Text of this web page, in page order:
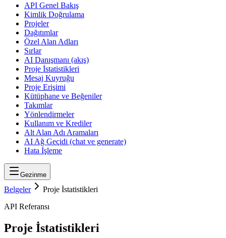
API Genel Bakış
Kimlik Doğrulama
Projeler
Dağıtımlar
Özel Alan Adları
Sırlar
AI Danışmanı (akış)
Proje İstatistikleri
Mesaj Kuyruğu
Proje Erişimi
Kütüphane ve Beğeniler
Takımlar
Yönlendirmeler
Kullanım ve Krediler
Alt Alan Adı Aramaları
AI Ağ Geçidi (chat ve generate)
Hata İşleme
Gezinme
Belgeler
Proje İstatistikleri
API Referansı
Proje İstatistikleri